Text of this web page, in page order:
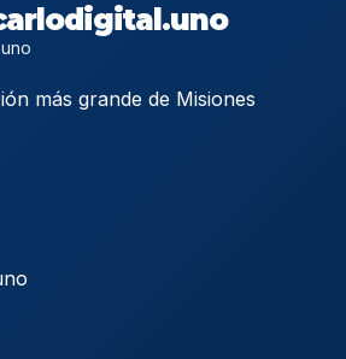
más grande de Misiones